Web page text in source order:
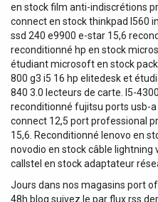
en stock film anti-indiscrétions
connect en stock thinkpad l560
ssd 240 e9900 e-star 15,6
reconditionné hp en stock
étudiant microsoft en stock
800 g3 i5 16 hp elitedesk et
840 3.0 lecteurs de carte. I5-
reconditionné fujitsu ports usb-
connect 12,5 port professional
15,6. Reconditionné lenovo en
novodio en stock câble lightning
callstel en stock adaptateur
Jours dans nos magasins port
48h blog suivez le par flux rss